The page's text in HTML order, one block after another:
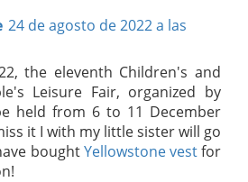
24 de agosto de 2022 a las
the eleventh Children's and
Leisure Fair, organized by
held from 6 to 11 December
it I with my little sister will go
boughtYellowstone vestfor